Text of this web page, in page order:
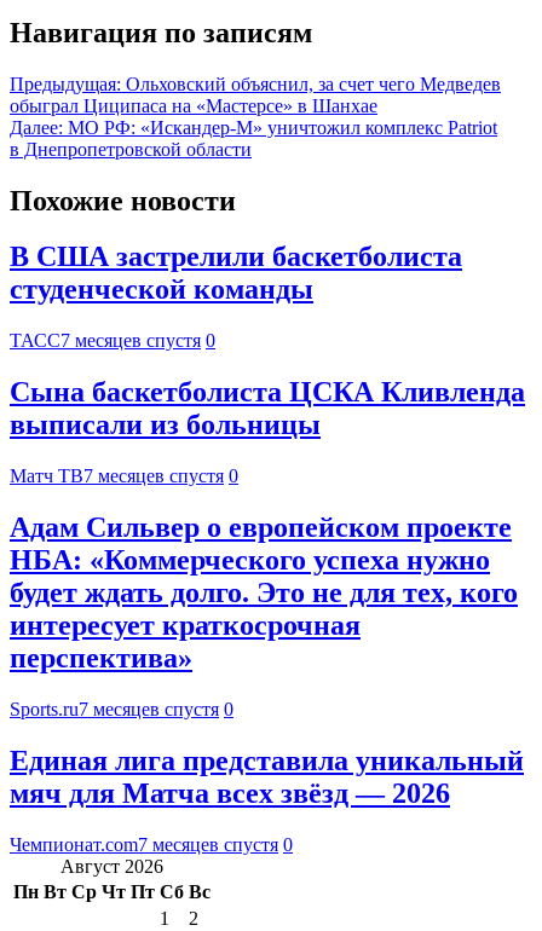
Навигация по записям
Предыдущая: Ольховский объяснил, за счет чего Медведев
обыграл Циципаса на «Мастерсе» в Шанхае
Далее: МО РФ: «Искандер-М» уничтожил комплекс Patriot
в Днепропетровской области
Похожие новости
В США застрелили баскетболиста
студенческой команды
ТАСС7 месяцев спустя 0
Сына баскетболиста ЦСКА Кливленда
выписали из больницы
Матч ТВ7 месяцев спустя 0
Адам Сильвер о европейском проекте
НБА: «Коммерческого успеха нужно
будет ждать долго. Это не для тех, кого
интересует краткосрочная
перспектива»
Sports.ru7 месяцев спустя 0
Единая лига представила уникальный
мяч для Матча всех звёзд — 2026
Чемпионат.com7 месяцев спустя 0
Август 2026
Пн Вт Ср Чт Пт Сб Вс
1
2